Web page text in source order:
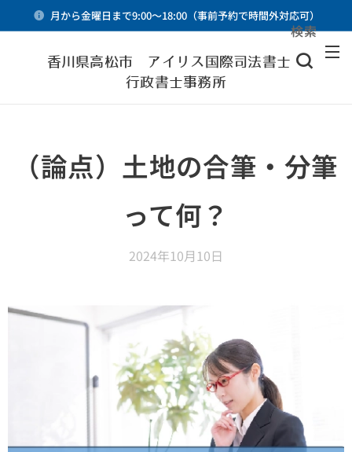
月から金曜日まで9:00～18:00（事前予約で時間外対応可）
香川県高松市 アイリス国際司法書士・
行政書士事務所
検索
（論点）土地の合筆・分筆
って何？
2024年10月10日